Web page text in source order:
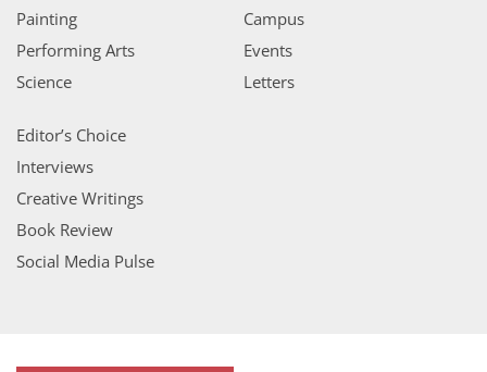
Painting
Performing Arts
Science
Campus
Events
Letters
Editor’s Choice
Interviews
Creative Writings
Book Review
Social Media Pulse